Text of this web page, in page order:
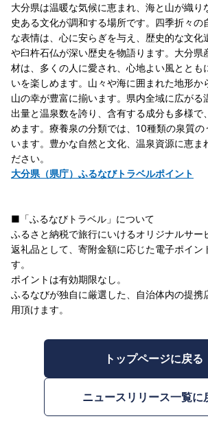
大分県は温暖な気候に恵まれ、海と山が織り
史ある文化が調和する場所です。四季折々の
な表情は、心に安らぎを与え、歴史的な文化
や臼杵石仏が深い歴史を物語ります。大分県
材は、多くの人に愛され、心地よい風ととも
いを楽しめます。山々や海に囲まれた地形か
山の幸が豊富に揃います。県内全域に広がる
出量と温泉数を誇り、含有する成分も多様で
めます。療養泉の分類では、10種類の泉質
います。豊かな自然と文化、温泉資源に恵ま
ださい。
大分県（県庁）ふるなびトラベルポイント
■「ふるなびトラベル」について
ふるさと納税で旅行にいけるオリジナルサー
返礼品として、寄附金額に応じた電子ポイン
す。
ポイントは有効期限なし。
ふるなびが独自に厳選した、自治体内の提携
用頂けます。
トップページに戻る
ニュースリリース一覧に